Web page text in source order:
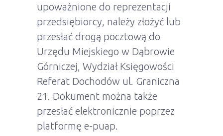
upoważnione do reprezentacji
przedsiębiorcy, należy złożyć lub
przesłać drogą pocztową do
Urzędu Miejskiego w Dąbrowie
Górniczej, Wydział Księgowości
Referat Dochodów ul. Graniczna
21. Dokument można także
przesłać elektronicznie poprzez
platformę e-puap.